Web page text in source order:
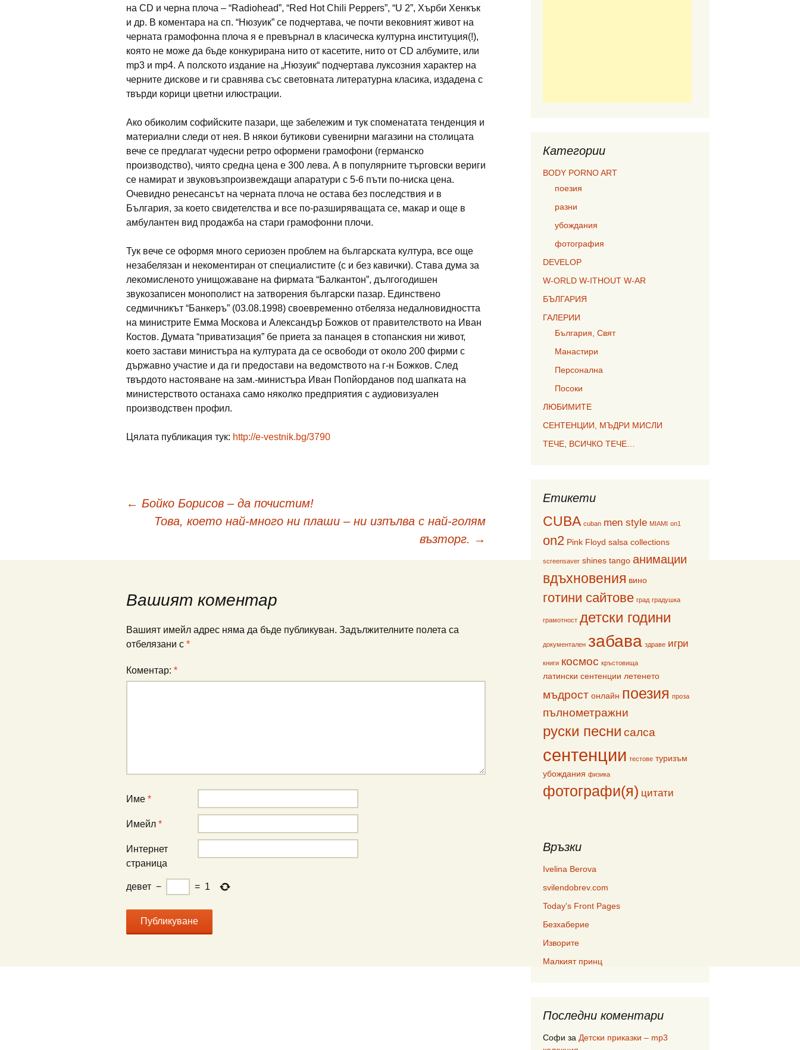
на CD и черна плоча – “Radiohead”, “Red Hot Chili Peppers”, “U 2”, Хърби Хенкък
и др. В коментара на сп. “Нюзуик” се подчертава, че почти вековният живот на
черната грамофонна плоча я е превърнал в класическа културна институция(!),
която не може да бъде конкурирана нито от касетите, нито от CD албумите, или
mp3 и mp4. А полското издание на „Нюзуик“ подчертава луксозния характер на
черните дискове и ги сравнява със световната литературна класика, издадена с
твърди корици цветни илюстрации.
Ако обиколим софийските пазари, ще забележим и тук споменатата тенденция и
материални следи от нея. В някои бутикови сувенирни магазини на столицата
вече се предлагат чудесни ретро оформени грамофони (германско
производство), чиято средна цена е 300 лева. А в популярните търговски вериги
се намират и звуковъзпроизвеждащи апаратури с 5-6 пъти по-ниска цена.
Очевидно ренесансът на черната плоча не остава без последствия и в
България, за което свидетелства и все по-разширяващата се, макар и още в
амбулантен вид продажба на стари грамофонни плочи.
Тук вече се оформя много сериозен проблем на българската култура, все още
незабелязан и некоментиран от специалистите (с и без кавички). Става дума за
лекомисленото унищожаване на фирмата “Балкантон”, дългогодишен
звукозаписен монополист на затворения български пазар. Единствено
седмичникът “Банкеръ” (03.08.1998) своевременно отбеляза недалновидността
на министрите Емма Москова и Александър Божков от правителството на Иван
Костов. Думата “приватизация” бе приета за панацея в стопанския ни живот,
което застави министъра на културата да се освободи от около 200 фирми с
държавно участие и да ги предостави на ведомството на г-н Божков. След
твърдото настояване на зам.-министъра Иван Попйорданов под шапката на
министерството останаха само няколко предприятия с аудиовизуален
производствен профил.
Цялата публикация тук: http://e-vestnik.bg/3790
Навигация
в
публикациите
← Бойко Борисов – да почистим!
Това, което най-много ни плаши – ни изпълва с най-голям
възторг. →
Вашият коментар
Вашият имейл адрес няма да бъде публикуван. Задължителните полета са
отбелязани с *
Коментар: *
Име *
Имейл *
Интернет
страница
девет − = 1
Категории
BODY PORNO ART
поезия
разни
убождания
фотография
DEVELOP
W-ORLD W-ITHOUT W-AR
БЪЛГАРИЯ
ГАЛЕРИИ
България, Свят
Манастири
Персонална
Посоки
ЛЮБИМИТЕ
СЕНТЕНЦИИ, МЪДРИ МИСЛИ
ТЕЧЕ, ВСИЧКО ТЕЧЕ…
Етикети
CUBA cuban men style MIAMI on1
on2 Pink Floyd salsa collections
screensaver shines tango анимации
вдъхновения вино
готини сайтове град градушка
грамотност детски години
документален забава здраве игри
книги космос кръстовища
латински сентенции летенето
мъдрост онлайн поезия проза
пълнометражни
руски песни салса
сентенции тестове туризъм
убождания физика
фотографи(я) цитати
Връзки
Ivelina Berova
svilendobrev.com
Today's Front Pages
Безхаберие
Изворите
Малкият принц
Последни коментари
Софи за Детски приказки – mp3